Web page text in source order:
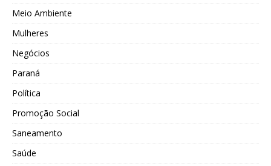
Meio Ambiente
Mulheres
Negócios
Paraná
Política
Promoção Social
Saneamento
Saúde